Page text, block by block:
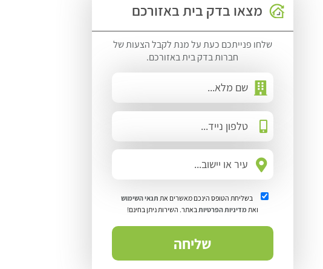
מצאו בדק בית באזורכם
שלחו פנייתכם כעת על מנת לקבל הצעות של
חברות בדק בית באזורכם.
בשליחת הטופס הינכם מאשרים את תנאי השימוש
ואתמדיניות הפרטיותבאתר. השירות ניתן בחינם!